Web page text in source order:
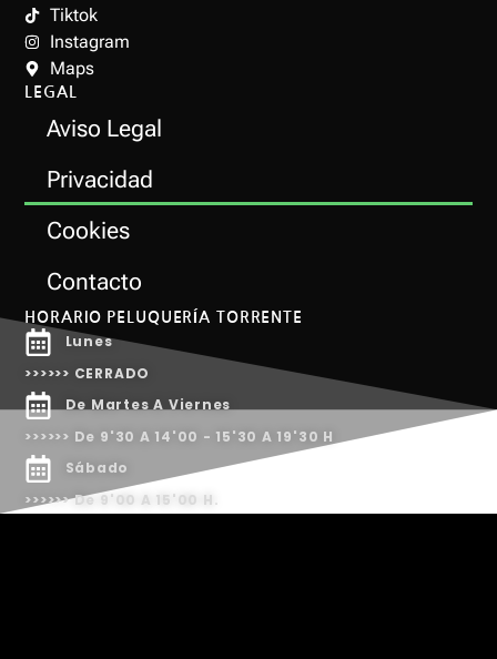
Tiktok
Instagram
Maps
LEGAL
Aviso Legal
Privacidad
Cookies
Contacto
HORARIO PELUQUERÍA TORRENTE
Lunes
>>>>>> CERRADO
De Martes A Viernes
>>>>>> De 9'30 A 14'00 - 15'30 A 19'30 H
Sábado
>>>>>> De 9'00 A 15'00 H.